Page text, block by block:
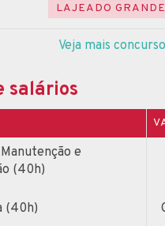
LAJEADO GRANDE
Veja mais
salários
e
(40h)
(40h)